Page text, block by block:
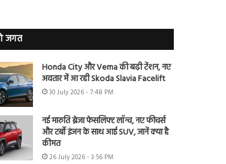
जगत
Honda City और Verna की बढ़ी टेंशन, नए
अवतार में आ रही Skoda Slavia Facelift
30 July 2026 - 7:48 PM
नई मारुति ब्रेजा फेसलिफ्ट लॉन्च, नए फीचर्स
और टर्बो इंजन के साथ आई SUV, जानें क्या है
कीमत
26 July 2026 - 3:56 PM